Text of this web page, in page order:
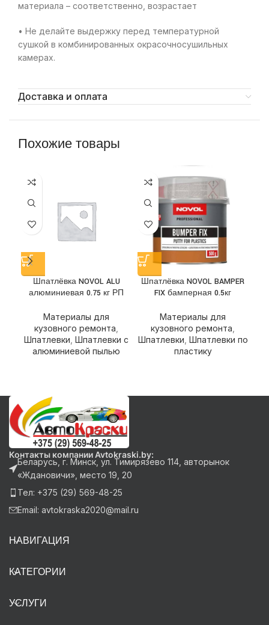
материала – соответственно, возрастает
• Не делайте выдержку перед температурной
сушкой в комбинированных окрасочносушильных
камерах.
Доставка и оплата
Похожие товары
Шпатлёвка NOVOL ALU
алюминиевая 0.75 кг РП
Материалы для
кузовного ремонта
Шпатлевки Шпатлевки с
алюминиевой пылью
Шпатлёвка NOVOL BAMPER
FIX бамперная 0.5кг
Материалы для
кузовного ремонта
Шпатлевки Шпатлевки по
пластику
Контакты компании Avtokraski.by:
Беларусь, г. Минск, ул. Тимирязево 114, авторынок
«Ждановичи», место 19, 20
Тел: +375 (29) 569-48-25
Email: avtokraska2020@mail.ru
НАВИГАЦИЯ
КАТЕГОРИИ
УСЛУГИ